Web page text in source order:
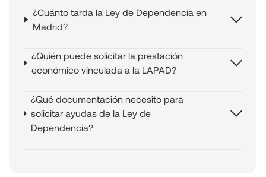
¿Cuánto tarda la Ley de Dependencia en
Madrid?
¿Quién puede solicitar la prestación
económico vinculada a la LAPAD?
¿Qué documentación necesito para
solicitar ayudas de la Ley de
Dependencia?